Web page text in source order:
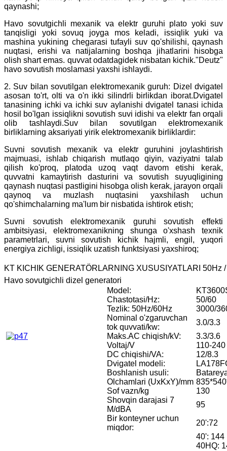
qaynashi;
Havo sovutgichli mexanik va elektr guruhi plato yoki suv
tanqisligi yoki sovuq joyga mos keladi, issiqlik yuki va
mashina yukining chegarasi tufayli suv qo'shilishi, qaynash
nuqtasi, erishi va natijalarning boshqa jihatlarini hisobga
olish shart emas. quvvat odatdagidek nisbatan kichik."Deutz"
havo sovutish moslamasi yaxshi ishlaydi.
2. Suv bilan sovutilgan elektromexanik guruh: Dizel dvigatel
asosan to'rt, olti va o'n ikki silindrli birlikdan iborat.Dvigatel
tanasining ichki va ichki suv aylanishi dvigatel tanasi ichida
hosil bo'lgan issiqlikni sovutish suvi idishi va elektr fan orqali
olib tashlaydi.Suv bilan sovutilgan elektromexanik
birliklarning aksariyati yirik elektromexanik birliklardir:
Suvni sovutish mexanik va elektr guruhini joylashtirish
majmuasi, ishlab chiqarish mutlaqo qiyin, vaziyatni talab
qilish ko'proq, platoda uzoq vaqt davom etishi kerak,
quvvatni kamaytirish dasturini va sovutish suyuqligining
qaynash nuqtasi pastligini hisobga olish kerak, jarayon orqali
qaynoq va muzlash nuqtasini yaxshilash uchun
qo'shimchalarning ma'lum bir nisbatida ishtirok etish;
Suvni sovutish elektromexanik guruhi sovutish effekti
ambitsiyasi, elektromexanikning shunga o'xshash texnik
parametrlari, suvni sovutish kichik hajmli, engil, yuqori
energiya zichligi, issiqlik uzatish funktsiyasi yaxshiroq;
KT KICHIK GENERATÖRLARNING XUSUSIYATLARI 50Hz
Havo sovutgichli dizel generatori
Model:
Chastotasi/Hz:
50/60
Tezlik: 50Hz/60Hz
3000/
Nominal o'zgaruvchan
tok quvvati/kw:
3.0/3.3
Maks.AC chiqish/kV:
3.3/3.6
Voltaj/V
110-240
DC chiqishi/VA:
12/8.3
Dvigatel modeli:
Boshlanish usuli:
Olchamlari (UxKxY)/mm
Sof vazn/kg
130
Shovqin darajasi 7
M/dBA
95
Bir konteyner uchun
miqdor:
20':72
40': 144
40HQ: